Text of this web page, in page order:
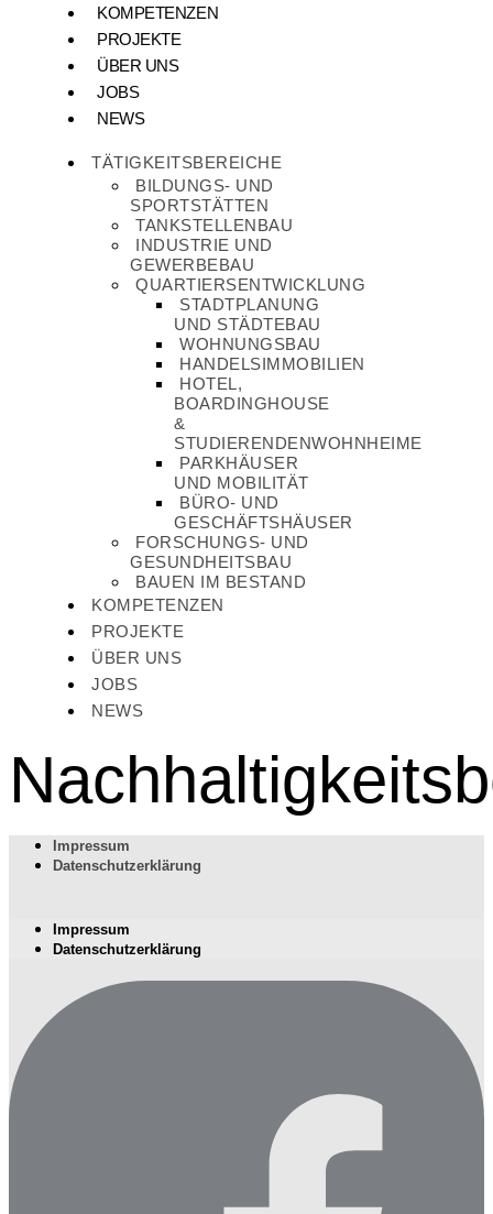
KOMPETENZEN
PROJEKTE
ÜBER UNS
JOBS
NEWS
TÄTIGKEITSBEREICHE
BILDUNGS- UND
SPORTSTÄTTEN
TANKSTELLENBAU
INDUSTRIE UND
GEWERBEBAU
QUARTIERSENTWICKLUNG
STADTPLANUNG
UND STÄDTEBAU
WOHNUNGSBAU
HANDELSIMMOBILIEN
HOTEL,
BOARDINGHOUSE
&
STUDIERENDENWOHNHEIME
PARKHÄUSER
UND MOBILITÄT
BÜRO- UND
GESCHÄFTSHÄUSER
FORSCHUNGS- UND
GESUNDHEITSBAU
BAUEN IM BESTAND
KOMPETENZEN
PROJEKTE
ÜBER UNS
JOBS
NEWS
Impressum
Datenschutzerklärung
Impressum
Datenschutzerklärung